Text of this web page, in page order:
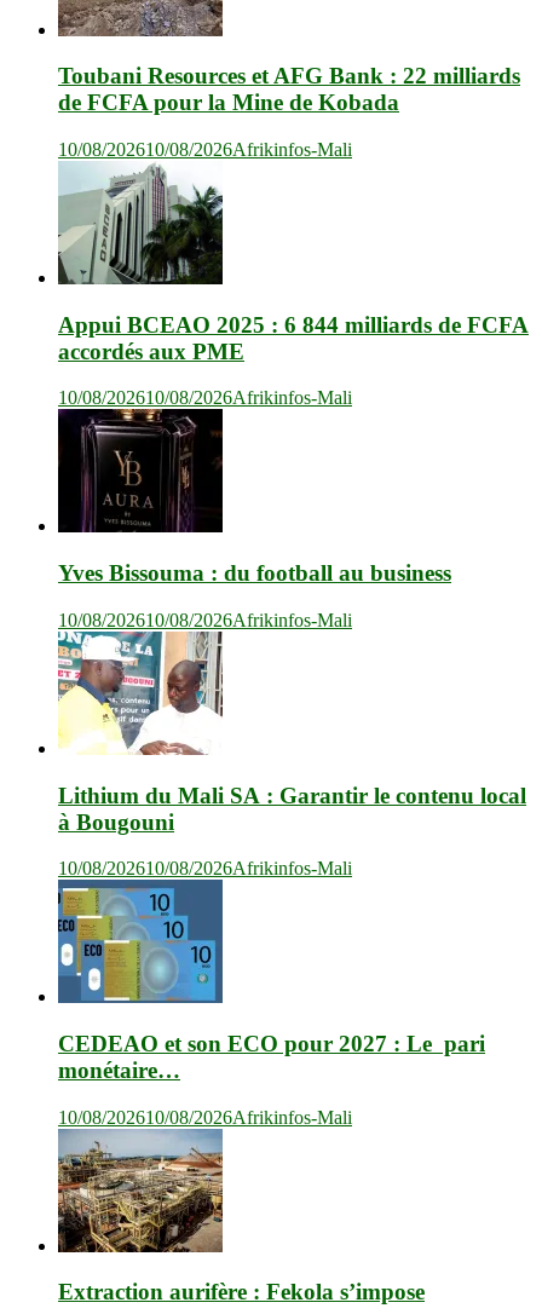
Toubani Resources et AFG Bank : 22 milliards
de FCFA pour la Mine de Kobada
10/08/202610/08/2026Afrikinfos-Mali
Appui BCEAO 2025 : 6 844 milliards de FCFA
accordés aux PME
10/08/202610/08/2026Afrikinfos-Mali
Yves Bissouma : du football au business
10/08/202610/08/2026Afrikinfos-Mali
Lithium du Mali SA : Garantir le contenu local
à Bougouni
10/08/202610/08/2026Afrikinfos-Mali
CEDEAO et son ECO pour 2027 : Le pari
monétaire…
10/08/202610/08/2026Afrikinfos-Mali
Extraction aurifère : Fekola s’impose